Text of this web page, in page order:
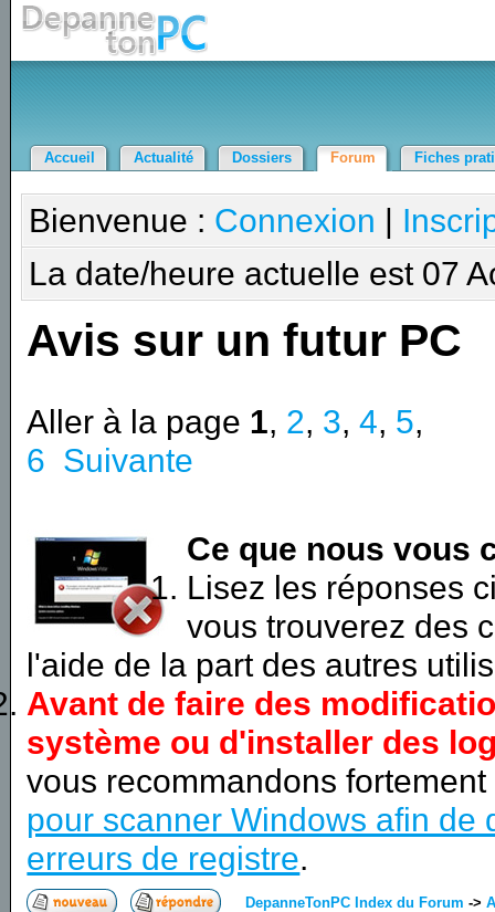
Accueil Actualité Dossiers Forum Fiches
Bienvenue : Connexion |
La date/heure actuelle est 07
Avis sur un futur PC
Aller à la page 1, 2, 3,4, 5,
6 Suivante
Ce que nous vous
Lisez les réponses
vous trouverez des
l'aide de la part des autres
Avant de faire des
système ou d'installer des
vous recommandons
pour scanner Windows afin de
erreurs de registre.
DepanneTonPC Index du Forum ->